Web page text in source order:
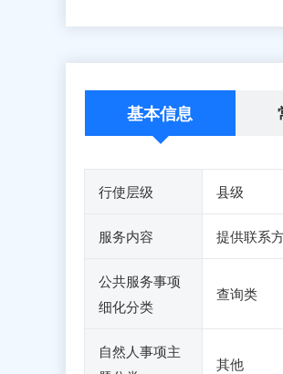
基本信息
行使层级 县级
服务内容 提供联系
公共服务事项
细化分类
查询类
自然人事项主
其他